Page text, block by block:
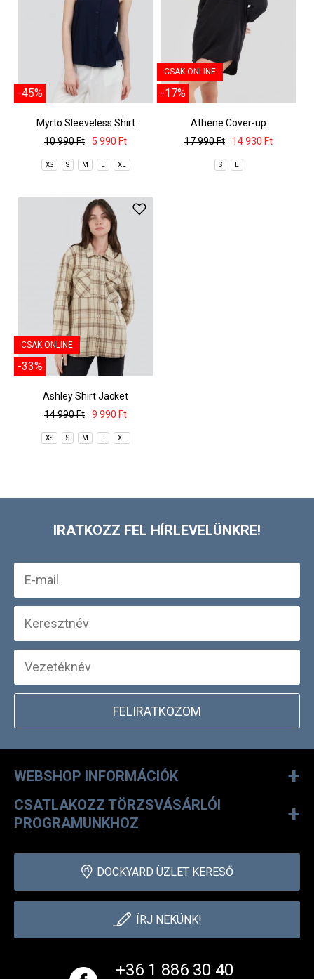
-45%
Myrto Sleeveless Shirt
10 990 Ft
5 990 Ft
XS S M L XL
CSAK ONLINE
-17%
Athene Cover-up
17 990 Ft
14 930 Ft
S L
CSAK ONLINE
-33%
Ashley Shirt Jacket
14 990 Ft
9 990 Ft
XS S M L XL
IRATKOZZ FEL HÍRLEVELÜNKRE!
FELIRATKOZOM
WEBSHOP INFORMÁCIÓK +
CSATLAKOZZ TÖRZSVÁSÁRLÓI
PROGRAMUNKHOZ
+
DOCKYARD ÜZLET KERESŐ
+36 1 886 30 40
ÍRJ NEKÜNK!